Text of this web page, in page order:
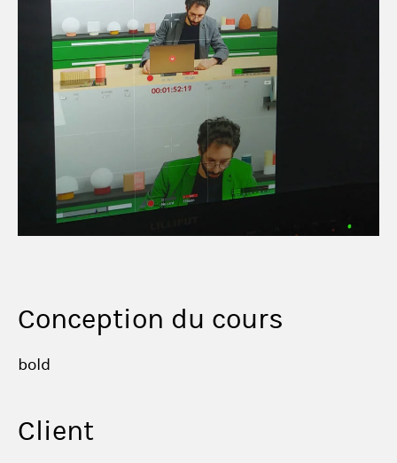
Conception du cours
bold
Client